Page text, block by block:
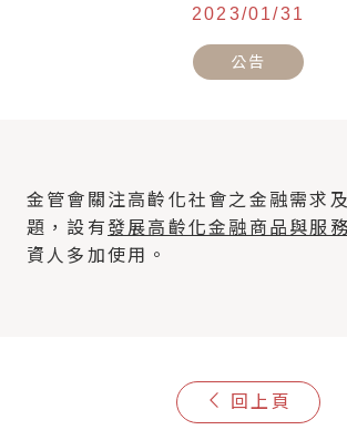
2023/01/31
公告
金管會關注高齡化社會之金融需求
題，設有發展高齡化金融商品與服
資人多加使用。
回上頁